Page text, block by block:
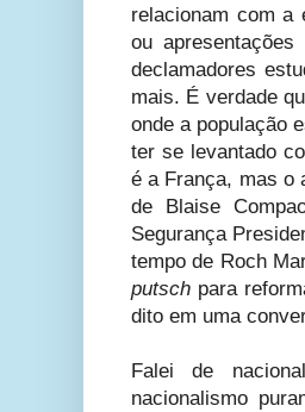
relacionam com a
ou
declamadores
mais. É verdade
onde a população
ter se levantado
é a França, mas o
de Blaise
Segurança
tempo de Roch
putsch para
dito em uma
Falei de
nacionalismo